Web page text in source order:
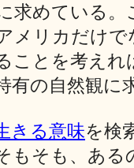
求めている
メリカだけ
ことを考えれ
有の自然観に
きる意味を検
もそも、あ